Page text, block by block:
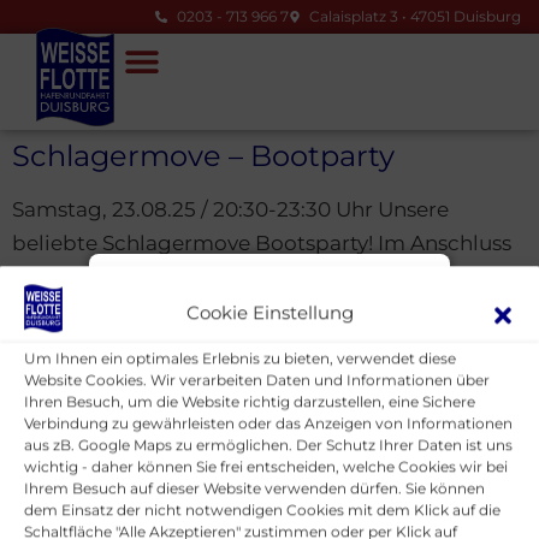
Cookie Einstellung
Um Ihnen ein optimales Erlebnis zu bieten, verwendet diese
Website Cookies. Wir verarbeiten Daten und Informationen über
Ihren Besuch, um die Website richtig darzustellen, eine Sichere
Verbindung zu gewährleisten oder das Anzeigen von Informationen
aus zB. Google Maps zu ermöglichen. Der Schutz Ihrer Daten ist uns
wichtig - daher können Sie frei entscheiden, welche Cookies wir bei
Ihrem Besuch auf dieser Website verwenden dürfen. Sie können
dem Einsatz der nicht notwendigen Cookies mit dem Klick auf die
Schaltfläche "Alle Akzeptieren" zustimmen oder per Klick auf
0203 - 713 966 7 Calaisplatz 3 • 47051 Duisburg
Schlagermove – Bootparty
Samstag, 23.08.25 / 20:30-23:30 Uhr Unsere
beliebte Schlagermove Bootsparty! Im Anschluss
Informationen finden Sie
Weisse Flotte Hafenrundfahrt
Duisburg GmbH
4.3 / 5.0
Hafenrundfahrt Büro
Sehr geehrte Damen und
Herren, bitte rufen Sie uns
nicht mit Fragen zum
Niedrigwasser an. Wir fahren
nach Fahrplan. Wenn es zu